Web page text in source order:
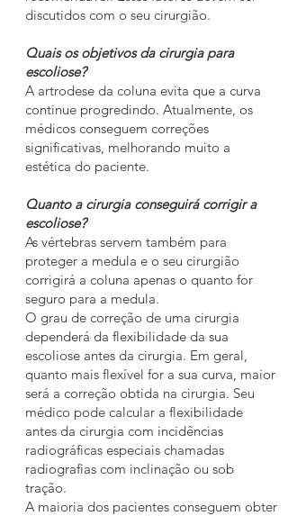
discutidos com o seu cirurgião.
Quais os objetivos da cirurgia para
escoliose?
A artrodese da coluna evita que a curva
continue progredindo. Atualmente, os
médicos conseguem correções
significativas, melhorando muito a
estética do paciente.
Quanto a cirurgia conseguirá corrigir a
escoliose?
As vértebras servem também para
proteger a medula e o seu cirurgião
corrigirá a coluna apenas o quanto for
seguro para a medula.
O grau de correção de uma cirurgia
dependerá da flexibilidade da sua
escoliose antes da cirurgia. Em geral,
quanto mais flexível for a sua curva, maior
será a correção obtida na cirurgia. Seu
médico pode calcular a flexibilidade
antes da cirurgia com incidências
radiográficas especiais chamadas
radiografias com inclinação ou sob
tração.
A maioria dos pacientes conseguem obter